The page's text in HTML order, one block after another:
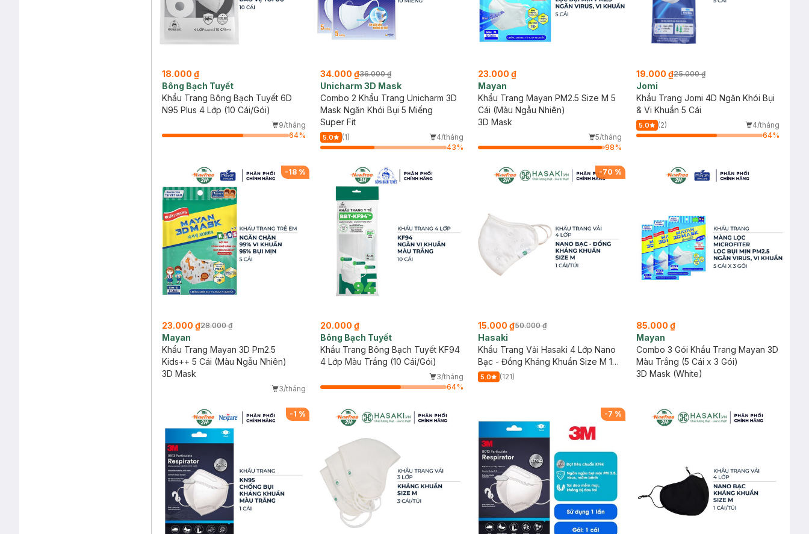
18.000 ₫
Bông Bạch Tuyết
Khẩu Trang Bông Bạch Tuyết 6D
N95 Plus 4 Lớp (10 Cái/Gói)
9/tháng
64%
34.000 ₫36.000 ₫
Unicharm 3D Mask
Combo 2 Khẩu Trang Unicharm 3D
Mask Ngăn Khói Bụi 5 Miếng
Super Fit
5.0 (1)
4/tháng
43%
23.000 ₫
Mayan
Khẩu Trang Mayan PM2.5 Size M 5
Cái (Màu Ngẫu Nhiên)
3D Mask
5/tháng
98%
19.000 ₫25.000 ₫
Jomi
Khẩu Trang Jomi 4D Ngăn Khói Bụi
& Vi Khuẩn 5 Cái
5.0 (2)
4/tháng
64%
-18%
23.000 ₫28.000 ₫
Mayan
Khẩu Trang Mayan 3D Pm2.5
Kids++ 5 Cái (Màu Ngẫu Nhiên)
3D Mask
3/tháng
20.000 ₫
Bông Bạch Tuyết
Khẩu Trang Bông Bạch Tuyết KF94
4 Lớp Màu Trắng (10 Cái/Gói)
3/tháng
64%
-70 %
15.000 ₫50.000 ₫
Hasaki
Khẩu Trang Vải Hasaki 4 Lớp Nano
Bạc - Đồng Kháng Khuẩn Size M 1
Cái
5.0 (121)
85.000 ₫
Mayan
Combo 3 Gói Khẩu Trang Mayan 3D
Màu Trắng (5 Cái x 3 Gói)
3D Mask (White)
-1 % -7 %